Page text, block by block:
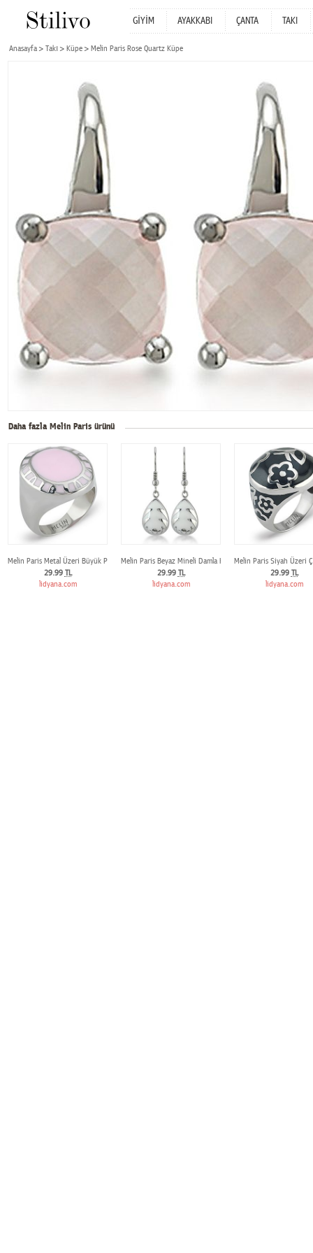
GİYİM AYAKKABI ÇANTA TAKI
Anasayfa Takı Küpe Melin Paris Rose Quartz Küpe
Daha fazla Melin Paris ürünü
Melin Paris Metal Üzeri Büyük Pembe Taşlı Yüzük
29.99 TL
lidyana.com
Melin Paris Beyaz Mineli Damla Küpe
29.99 TL
lidyana.com
Melin Paris Siyah Üzeri
29.99 TL
lidyana.com